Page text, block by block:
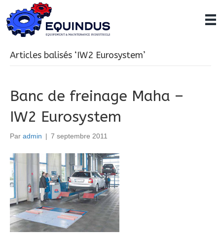
Articles balisés ‘IW2 Eurosystem’
Banc de freinage Maha –
IW2 Eurosystem
Par admin | 7 septembre 2011